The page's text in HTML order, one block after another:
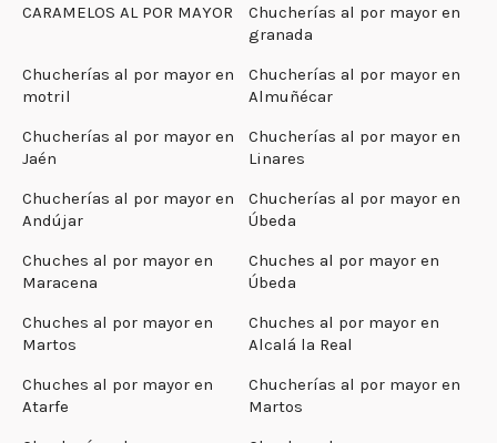
CARAMELOS AL POR MAYOR
Chucherías al por mayor en
granada
Chucherías al por mayor en
motril
Chucherías al por mayor en
Almuñécar
Chucherías al por mayor en
Jaén
Chucherías al por mayor en
Linares
Chucherías al por mayor en
Andújar
Chucherías al por mayor en
Úbeda
Chuches al por mayor en
Maracena
Chuches al por mayor en
Úbeda
Chuches al por mayor en
Martos
Chuches al por mayor en
Alcalá la Real
Chuches al por mayor en
Atarfe
Chucherías al por mayor en
Martos